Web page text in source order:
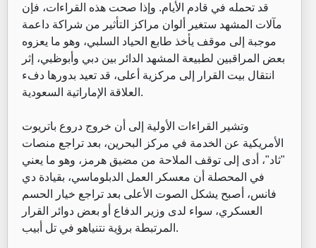
قد تحمله في قادم الأيام. وإذا صحت هذه القراءات، فإن
مآلات المشهد ستغير ألوان مراكز التأثير من شراكة داعمة
موجبة إلى موقف يأخذ طابع الحياد السلبي، وهو ما يعزوه
بعض المراقبين لطبيعة المشهد الدائر بين دبي وأبوظبي، إثر
انتقال بيت القرار إلى مركزية أعلى، قد تعيد بدورها دفء
العلاقة الإماراتية السعودية.
وتشير القراءات الأولية إلى أن خروج دروع باتريوت
الأمريكية عن الخدمة في مركز البحرين، بعد تراجع منصات
"ثاد"، أدى إلى توقف الملاحة من مضيق هرمز، وهو ما يعني
في المحصلة أن معسكر العمل الدبلوماسي، بقيادة دي
فانس، أصبح يشكل الصوت الأعلى بعد تراجع خيار الحسم
العسكري، سواء لدى وزير الدفاع أو بعض دوائر القرار
المرتبطة برؤية نتنياهو في تل أبيب.